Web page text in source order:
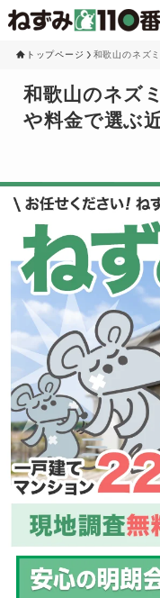
トップページ 和歌山のネズ
和歌山のネズ
や料金で選ぶ